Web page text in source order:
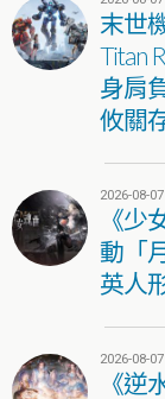
末世
Titan
身肩
攸關
2026-08-07
《少
動「
英人
2026-08-07
《逆